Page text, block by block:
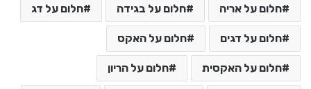
חלום על אריה חלום על בגידה חלום על דג
חלום על דגים חלום על האקס
חלום על האקסית חלום על הריון